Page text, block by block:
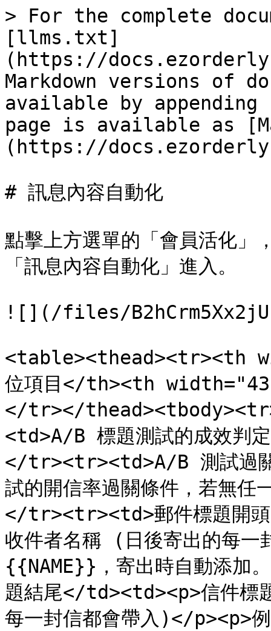
> For the complete
[llms.txt]
(https://
Markdown versions of
available by
page is available as
(https://
# 訊息內容自動化
點擊上方選單的「會員活化」
「訊息內容自動化」進入。
![](/files/
<table><thead><tr><th
位項目</th><th
</tr></
<td>A/B 標題測試的成效
</tr><tr><td>A/B 測試過
試的開信率過關條件，若無
</tr><tr><td>郵件標題開頭
收件者名稱 (日後寄出的每
{{NAME}}，寄出時自動添
題結尾</td><td><p>信件標
每一封信都會帶入)</p><p>